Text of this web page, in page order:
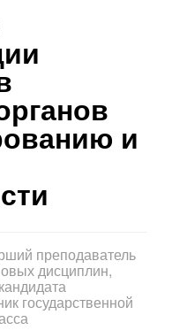
и
преподаватель
дисциплин,
государственной